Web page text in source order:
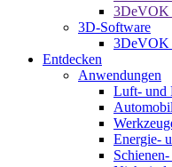
3D-Software
3DeVOK
Entdecken
Anwendungen
Luft- und
Energie-